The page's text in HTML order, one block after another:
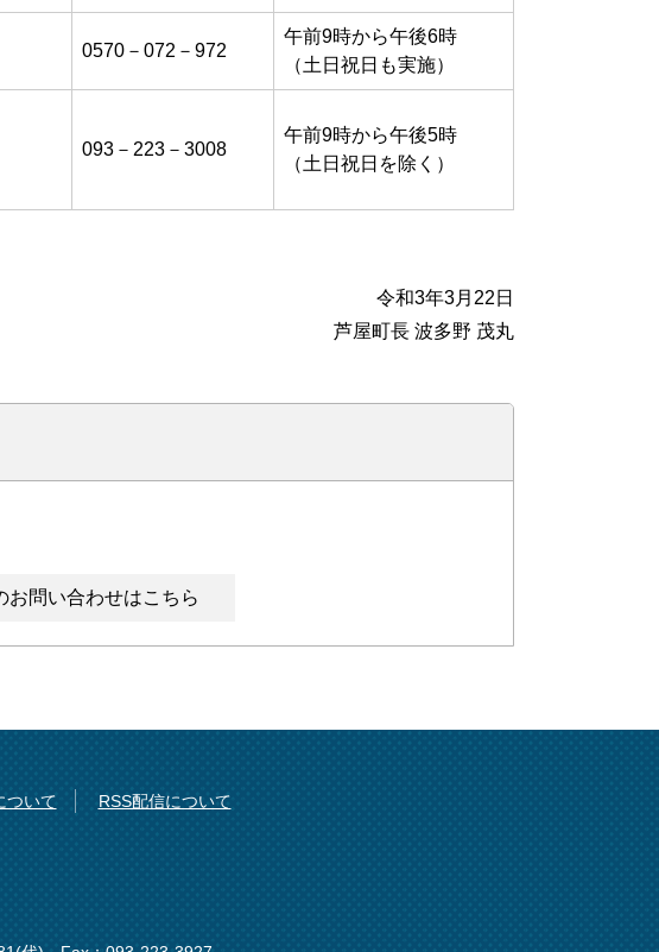
0570－072－972
午前9時から午後6時
（土日祝日も実施）
093－223－3008
午前9時から午後5時
（土日祝日を除く）
令和3年3月22日
芦屋町長 波多野 茂丸
お問い合わせはこちら
ついて RSS配信について